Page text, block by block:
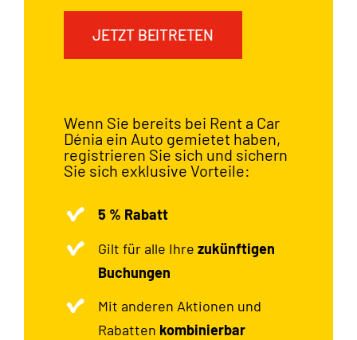
JETZT BEITRETEN
Wenn Sie bereits bei Rent a Car
Dénia ein Auto gemietet haben,
registrieren Sie sich und sichern
Sie sich exklusive Vorteile:
5 % Rabatt
Gilt für alle Ihrezukünftigen
Buchungen
Mit anderen Aktionen und
Rabatten kombinierbar